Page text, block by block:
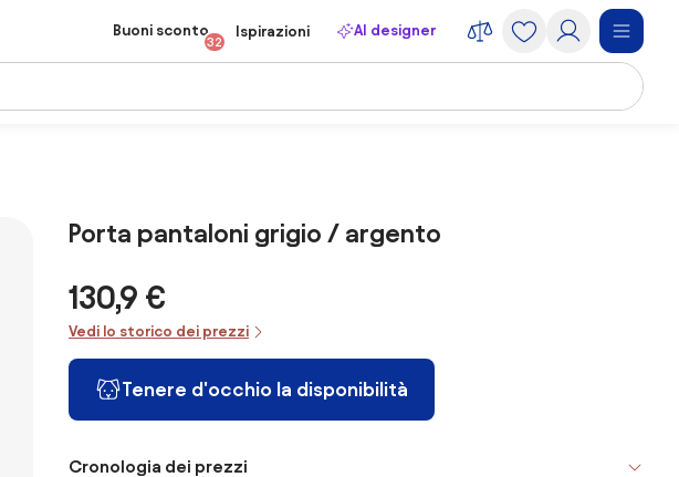
Buoni sconto
32
Ispirazioni AI designer
Porta pantaloni grigio / argento
130,9 €
Vedi lo storico dei prezzi
Tenere d'occhio la disponibilità
Cronologia dei prezzi